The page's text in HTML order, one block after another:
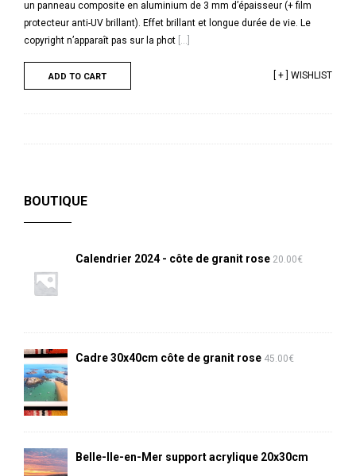
un panneau composite en aluminium de 3 mm d’épaisseur (+ film
protecteur anti-UV brillant). Effet brillant et longue durée de vie. Le
copyright n’apparaît pas sur la phot [...]
ADD TO CART [ + ] WISHLIST
BOUTIQUE
Calendrier 2024 - côte de granit rose 20.00€
Cadre 30x40cm côte de granit rose 45.00€
Belle-Ile-en-Mer support acrylique 20x30cm